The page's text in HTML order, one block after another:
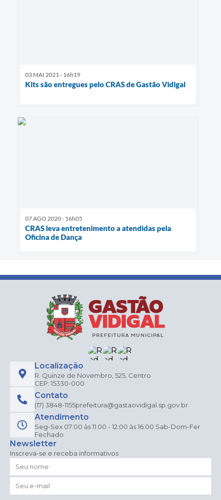
03 MAI 2021 - 16h19
Kits são entregues pelo CRAS de Gastão Vidigal
07 AGO 2020 - 16h05
CRAS leva entretenimento a atendidas pela
Oficina de Dança
Localização
R. Quinze de Novembro, 525, Centro
CEP: 15330-000
Contato
(17) 3848-1155prefeitura@gastaovidigal.sp.gov.br
Atendimento
Seg-Sex 07:00 às 11:00 - 12:00 às 16:00 Sab-Dom-Fer
Fechado
Newsletter
Inscreva-se e receba informativos